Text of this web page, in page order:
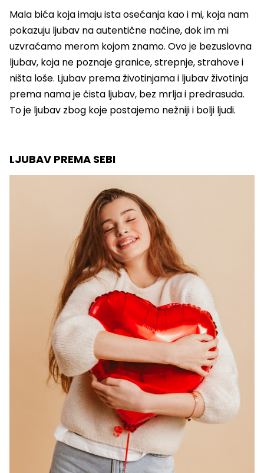
Mala bića koja imaju ista osećanja kao i mi, koja nam
pokazuju ljubav na autentične načine, dok im mi
uzvraćamo merom kojom znamo. Ovo je bezuslovna
ljubav, koja ne poznaje granice, strepnje, strahove i
ništa loše. Ljubav prema životinjama i ljubav životinja
prema nama je čista ljubav, bez mrlja i predrasuda.
To je ljubav zbog koje postajemo nežniji i bolji ljudi.
LJUBAV PREMA SEBI